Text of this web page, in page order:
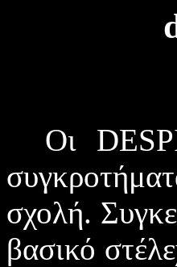
Οι
σχολή.
βασικό